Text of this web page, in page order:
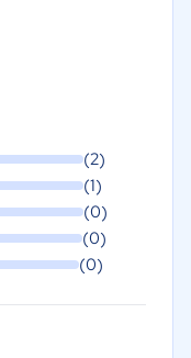
(2)
(1)
(0)
(0)
(0)